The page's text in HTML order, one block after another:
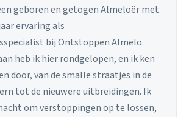
geboren en getogen Almeloër met
ervaring als
bij Ontstoppen Almelo.
heb ik hier rondgelopen, en ik ken
door, van de smalle straatjes in de
tot de nieuwere uitbreidingen. Ik
om verstoppingen op te lossen,